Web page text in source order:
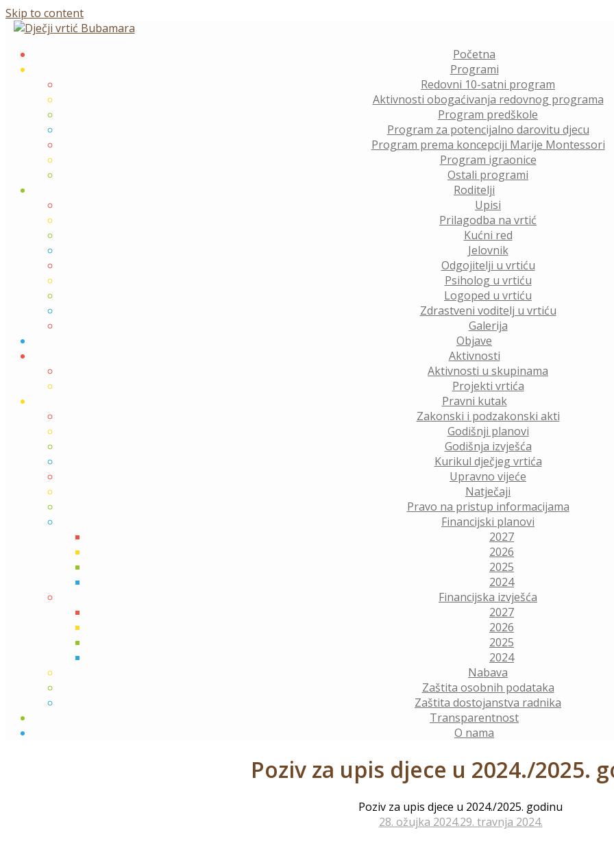
Skip to content
Početna
Programi
Redovni 10-satni program
Aktivnosti obogaćivanja redovnog programa
Program predškole
Program za potencijalno darovitu djecu
Program prema koncepciji Marije Montessori
Program igraonice
Ostali programi
Roditelji
Upisi
Prilagodba na vrtić
Kućni red
Jelovnik
Odgojitelji u vrtiću
Psiholog u vrtiću
Logoped u vrtiću
Zdrastveni voditelj u vrtiću
Galerija
Objave
Aktivnosti
Aktivnosti u skupinama
Projekti vrtića
Pravni kutak
Zakonski i podzakonski akti
Godišnji planovi
Godišnja izvješća
Kurikul dječjeg vrtića
Upravno vijeće
Natječaji
Pravo na pristup informacijama
Financijski planovi
2027
2026
2025
2024
Financijska izvješća
2027
2026
2025
2024
Nabava
Zaštita osobnih podataka
Zaštita dostojanstva radnika
Transparentnost
O nama
Poziv za upis djece u 2024./2025.
Poziv za upis djece u 2024./2025. godinu
28. ožujka 2024.29. travnja 2024.